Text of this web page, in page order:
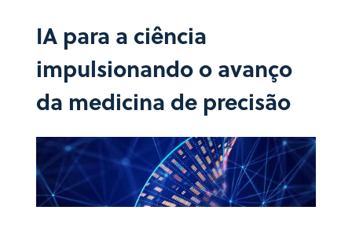
IA para a ciência
impulsionando o avanço
da medicina de precisão